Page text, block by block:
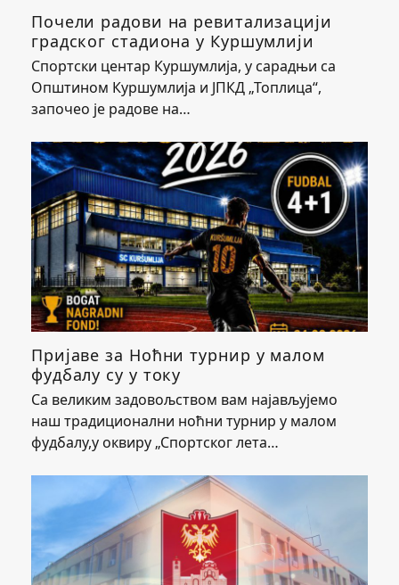
Почели радови на ревитализацији
градског стадиона у Куршумлији
Спортски центар Куршумлија, у сарадњи са
Општином Куршумлија и ЈПКД „Топлица“,
започео је радове на…
Пријаве за Ноћни турнир у малом
фудбалу су у току
Са великим задовољством вам најављујемо
наш традиционални ноћни турнир у малом
фудбалу,у оквиру „Спортског лета…